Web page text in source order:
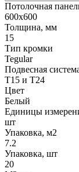
Потолочная
600х600
Толщина, мм
15
Тип кромки
Tegular
Подвесная
Т15 и Т24
Цвет
Белый
Единицы
шт
Упаковка, м2
7.2
Упаковка, шт
20